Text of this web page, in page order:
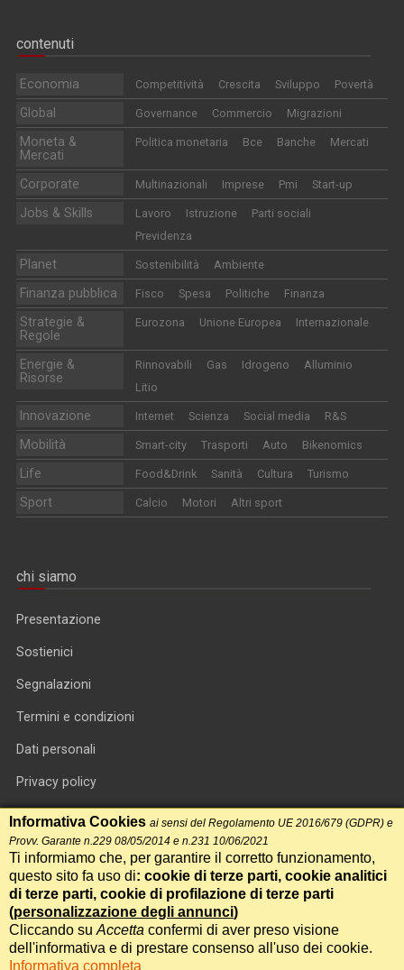
contenuti
Economia Competitività Crescita Sviluppo Povertà
Global Governance Commercio Migrazioni
Moneta &
Mercati
Politica monetaria Bce Banche Mercati
Corporate Multinazionali Imprese Pmi Start-up
Jobs & Skills Lavoro Istruzione
Parti sociali
Previdenza
Planet Sostenibilità Ambiente
Finanza pubblica Fisco Spesa Politiche Finanza
Strategie &
Regole
Eurozona Unione Europea Internazionale
Energie &
Risorse
Rinnovabili Gas Idrogeno
Alluminio
Litio
Innovazione Internet Scienza Social media R&S
Mobilità Smart-city Trasporti Auto Bikenomics
Life Food&Drink Sanità Cultura Turismo
Sport Calcio Motori Altri sport
chi siamo
Presentazione
Sostienici
Segnalazioni
Termini e condizioni
Dati personali
Privacy policy
Informativa cookie
RSS feed
RSS Top News
Contatti
International Communication S.r.l. • P.IVA 14478081004 • Testata
Informativa Cookies ai sensi del Regolamento UE 2016/679 (GDPR) e
Provv. Garante n.229 08/05/2014 e n.231 10/06/2021
Ti informiamo che, per garantire il corretto funzionamento,
questo sito fa uso di: cookie di terze parti, cookie analitici
di terze parti, cookie di profilazione di terze parti
(personalizzazione degli annunci)
Cliccando su Accetta confermi di aver preso visione
dell'informativa e di prestare consenso all'uso dei cookie.
Informativa completa